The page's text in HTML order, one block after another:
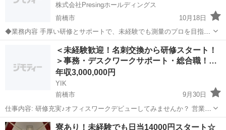
株式会社Presingホールディングス
前橋市
10月18日
◆業務内容 手厚い研修とサポートで、未経験でも測量のプロを目指せ
ます。 ◆シフト 週5日勤務（土日休み） ◆給与 月給24万円 ※社用
車・ガソリン・機材など全額支給 ◆必須条件 普通自動...
土木 未経験
＜未経験歓迎！名刺交換から研修スタート！
＞事務・デスクワークサポート・総合職！…
年収3,000,000円
YIK
前橋市
9月30日
仕事内容: 研修充実♪オフィスワークデビューしてみませんか？ 営業事
務や会社のサポートデスクなど総合的に活躍できるスタッフを募集し
群馬 前橋市 土木 オフィスワーク
寮あり！未経験でも日当14000円スタート☆